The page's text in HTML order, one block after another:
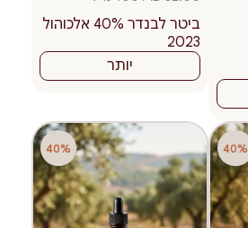
ביטר לבנדר 40% אלכוהול
2023
יותר
40%
40%